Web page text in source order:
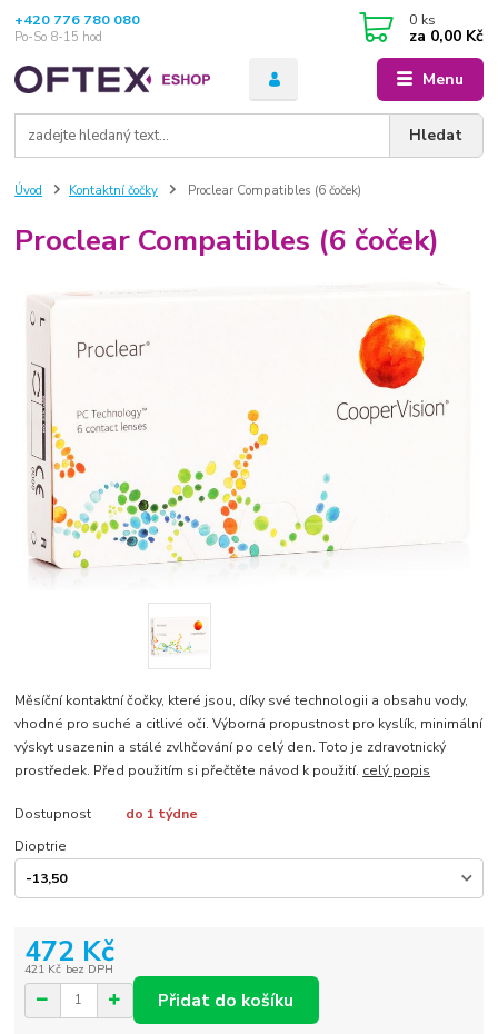
Menu
Hledat
+420 776 780 080
Po-So 8-15 hod
0 ks
za 0,00 Kč
Úvod Kontaktní čočky Proclear Compatibles (6 čoček)
Proclear Compatibles (6 čoček)
Měsíční kontaktní čočky, které jsou, díky své technologii a obsahu vody,
vhodné pro suché a citlivé oči. Výborná propustnost pro kyslík, minimální
výskyt usazenin a stálé zvlhčování po celý den. Toto je zdravotnický
prostředek. Před použitím si přečtěte návod k použití. celý popis
Dostupnost
do 1 týdne
Dioptrie
472 Kč
421 Kč bez DPH
Přidat do košíku